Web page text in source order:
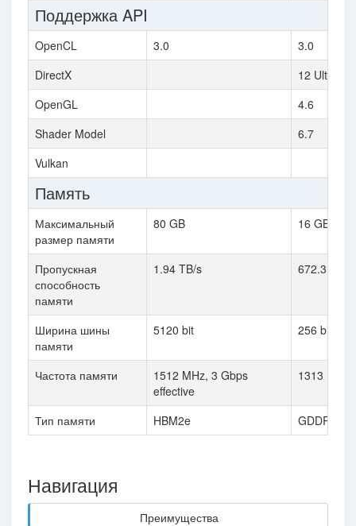
Поддержка API
OpenCL 3.0
3.0
DirectX
12
OpenGL
4.6
Shader Model
6.7
Vulkan
Память
Максимальный
размер памяти
80 GB 16 GB
Пропускная
способность
памяти
1.94 TB/s 672.3 GB/s
Ширина шины
памяти
5120 bit 256 bit
Частота памяти
1512 MHz, 3 Gbps
effective
1313
Тип памяти HBM2e GDDR6X
Навигация
Преимущества